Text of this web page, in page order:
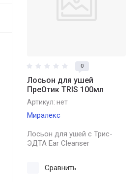
0
Лосьон для ушей
ПреОтик TRIS 100мл
Артикул: нет
Миралекс
Лосьон для ушей с Трис-
ЭДТА Ear Cleanser
Сравнить